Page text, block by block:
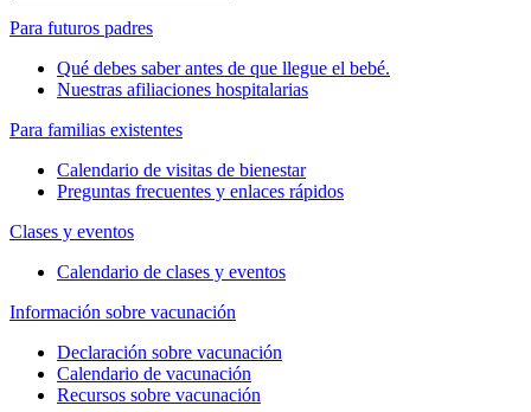
Para futuros padres
Qué debes saber antes de que llegue el bebé.
Nuestras afiliaciones hospitalarias
Para familias existentes
Calendario de visitas de bienestar
Preguntas frecuentes y enlaces rápidos
Clases y eventos
Calendario de clases y eventos
Información sobre vacunación
Declaración sobre vacunación
Calendario de vacunación
Recursos sobre vacunación